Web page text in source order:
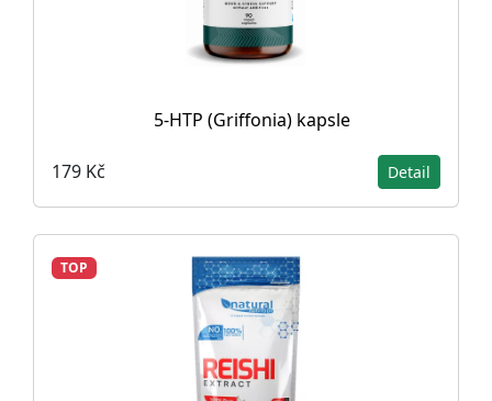
5-HTP (Griffonia) kapsle
179 Kč Detail
TOP